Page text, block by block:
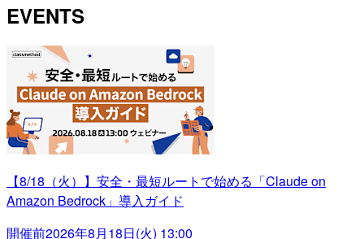
EVENTS
【8/18（火）】安全・最短ルートで始める「Claude on
Amazon Bedrock」導入ガイド
開催前2026年8月18日(火) 13:00